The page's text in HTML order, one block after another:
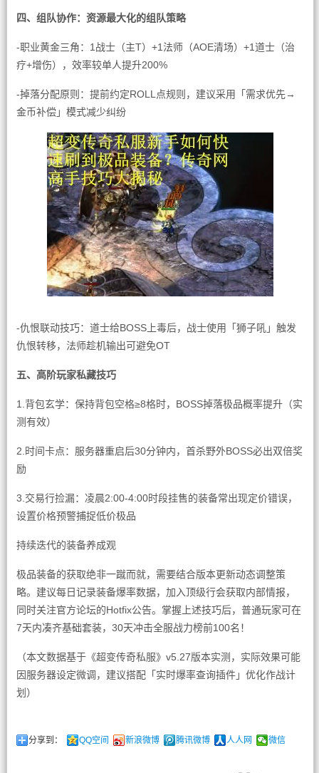
四、组队协作：资源最大化的组队策略
-职业黄金三角：1战士（主T）+1法师（AOE清场）+1道士（治
疗+增伤），效率较单人提升200%
-掉落分配原则：提前约定ROLL点规则，建议采用「需求优先→
金币补偿」模式减少纠纷
-仇恨联动技巧：道士给BOSS上毒后，战士使用「狮子吼」触发
仇恨转移，法师趁机输出可避免OT
五、高阶玩家私藏技巧
1.背包玄学：保持背包空格≥8格时，BOSS掉落极品概率提升（实
测有效）
2.时间卡点：服务器重启后30分钟内，首杀野外BOSS必出双倍奖
励
3.交易行捡漏：凌晨2:00-4:00时段挂售的装备常出现定价错误，
设置价格预警捕捉低价极品
持续迭代的装备养成观
极品装备的获取绝非一蹴而就，需要结合版本更新动态调整策
略。建议每日记录装备爆率数据，加入顶级行会获取内部情报，
同时关注官方论坛的Hotfix公告。掌握上述技巧后，普通玩家可在
7天内凑齐基础套装，30天冲击全服战力榜前100名！
（本文数据基于《超变传奇私服》v5.27版本实测，实际效果可能
因服务器设定微调，建议搭配「实时爆率查询插件」优化作战计
划）
分享到： QQ空间 新浪微博 腾讯微博 人人网 微信